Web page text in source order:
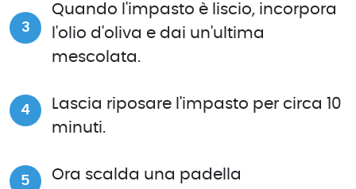
Quando l'impasto è liscio, incorpora
l'olio d'oliva e dai un'ultima
mescolata.
Lascia riposare l'impasto per circa 10
minuti.
Ora scalda una padella